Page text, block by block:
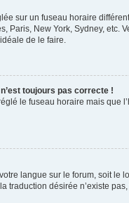
sur un fuseau horaire
Paris, New York, Sydney, etc.
de le faire.
toujours pas correcte !
le fuseau horaire mais que
langue sur le forum, soit le
traduction désirée n’existe